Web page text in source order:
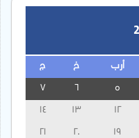
أرب خ ج
13
14
19
20
21